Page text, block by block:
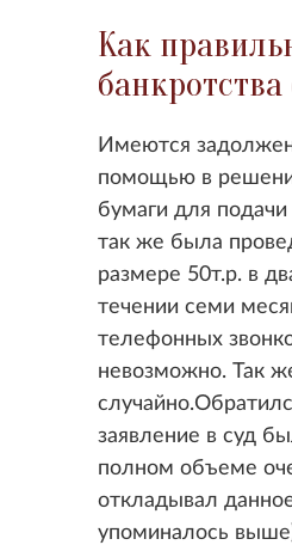
Как
Имеются
помощью в
бумаги для
так же была
размере 50т.р. в
течении семи
телефонных
невозможно. Так
заявление в суд
полном объеме
откладывал
упоминалось